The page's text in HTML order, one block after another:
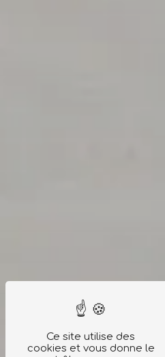
Ce site utilise des
cookies et vous donne le